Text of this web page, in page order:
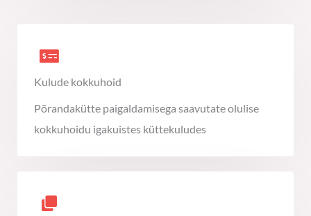
Kulude kokkuhoid
Põrandakütte paigaldamisega saavutate olulise
kokkuhoidu igakuistes küttekuludes